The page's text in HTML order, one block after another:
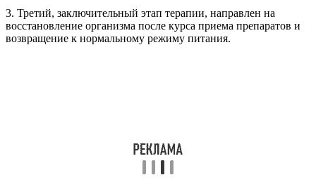
3. Третий, заключительный этап терапии, направлен на
восстановление организма после курса приема препаратов и
возвращение к нормальному режиму питания.